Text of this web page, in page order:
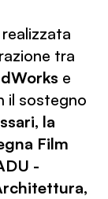
tra
e
il sostegno
la
Film
-